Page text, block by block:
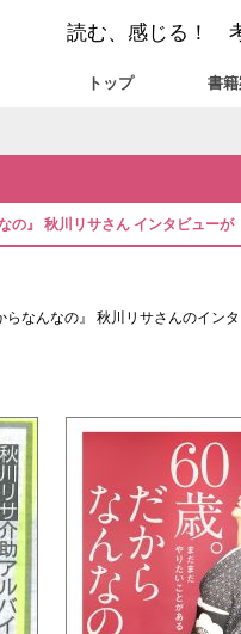
読む、感じる！
トップ 書
』 秋川リサさん インタビューが
らなんなの』 秋川リサさんのイン